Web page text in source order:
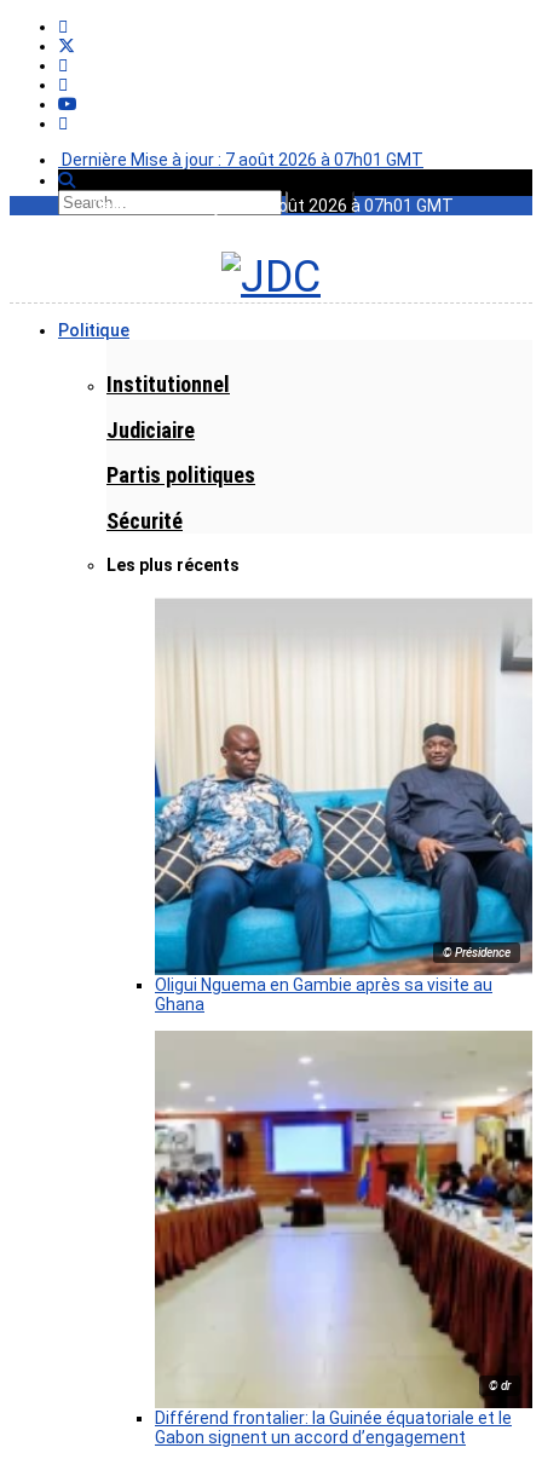
Dernière Mise à jour : 7 août 2026 à 07h01 GMT
Dernière Mise à jour : 7 août 2026 à 07h01 GMT
Politique
Institutionnel
Judiciaire
Partis politiques
Sécurité
Les plus récents
© Présidence
Oligui Nguema en Gambie après sa visite au
Ghana
© dr
Différend frontalier: la Guinée équatoriale et le
Gabon signent un accord d’engagement